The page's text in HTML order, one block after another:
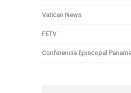
Vatican News
FETV
Conferencia Episcopal